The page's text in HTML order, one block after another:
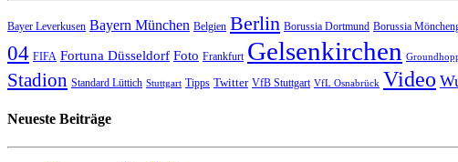
Bayer Leverkusen Bayern München Belgien Berlin Borussia Dortmund Borussia
04 FIFA Fortuna Düsseldorf Foto Frankfurt Gelsenkirchen
Stadion Standard Lüttich Stuttgart Tipps Twitter VfB Stuttgart VfL Osnabrück Video
Neueste Beiträge